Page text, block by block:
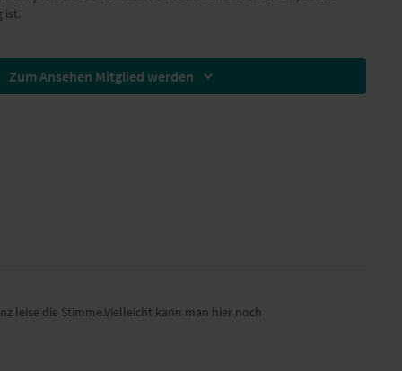
ist.
Zum Ansehen Mitglied werden
leise die Stimme.Vielleicht kann man hier noch